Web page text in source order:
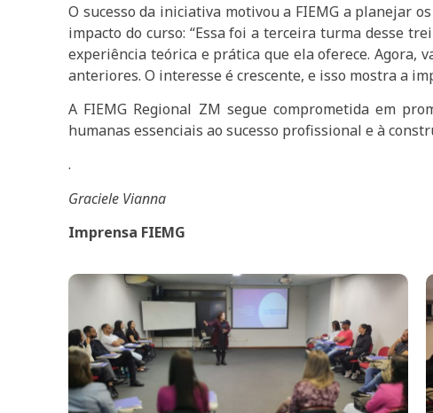
O sucesso da iniciativa motivou a FIEMG a planejar
impacto do curso: “Essa foi a terceira turma desse
experiência teórica e prática que ela oferece. Agora,
anteriores. O interesse é crescente, e isso mostra a
A FIEMG Regional ZM segue comprometida em
humanas essenciais ao sucesso profissional e à
.
Graciele Vianna
Imprensa FIEMG